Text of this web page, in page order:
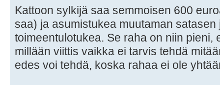
Kattoon sylkijä saa semmoisen 600
saa) ja asumistukea muutaman satasen
toimeentulotukea. Se raha on niin pieni,
millään viittis vaikka ei tarvis tehdä
edes voi tehdä, koska rahaa ei ole